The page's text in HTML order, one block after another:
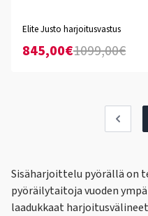
Elite Justo harjoitusvastus
845,00€1099,00€
Sisäharjoittelu pyörällä on
pyöräilytaitoja vuoden
laadukkaat